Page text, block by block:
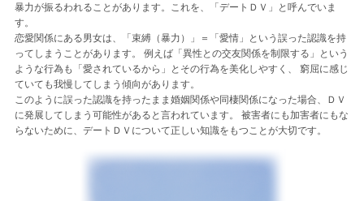
暴力が振るわれることがあります。これを、「デートＤＶ」と呼んでいま
す。
恋愛関係にある男女は、「束縛（暴力）」＝「愛情」という誤った認識を持
ってしまうことがあります。 例えば「異性との交友関係を制限する」という
ような行為も「愛されているから」とその行為を美化しやすく、 窮屈に感じ
ていても我慢してしまう傾向があります。
このように誤った認識を持ったまま婚姻関係や同棲関係になった場合、ＤＶ
に発展してしまう可能性があると言われています。 被害者にも加害者にもな
らないために、デートＤＶについて正しい知識をもつことが大切です。